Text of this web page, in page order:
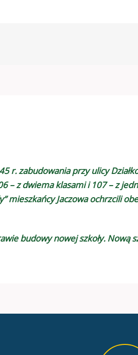
r. zabudowania przy ulicy
z dwiema klasami i 107 – z
mieszkańcy Jaczowa ochrzcili
budowy nowej szkoły. Nową